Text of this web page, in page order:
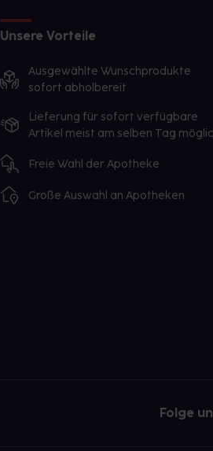
Unsere Vorteile
Ausgewählte Wunschprodukte
sofort abholbereit
Lieferung für sofort verfügbare
Artikel meist am selben Tag
Freie Wahl der Apotheke
Große Auswahl an Apotheken
Folge